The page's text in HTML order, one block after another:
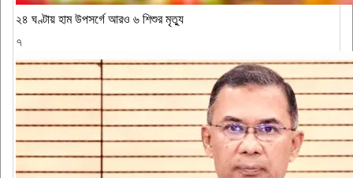
২৪ ঘণ্টায় হাম উপসর্গে আরও ৬ শিশুর মৃত্যু
৭